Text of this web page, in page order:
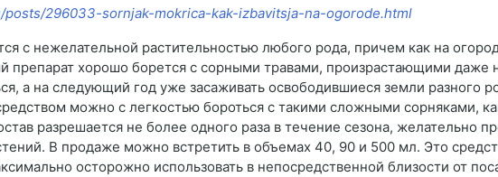
296033-sornjak-mokrica-kak-izbavitsja-na-ogorode.html
с нежелательной растительностью любого рода, причем как на
препарат хорошо борется с сорными травами, произрастающими даже
а на следующий год уже засаживать освободившиеся земли разного
можно с легкостью бороться с такими сложными сорняками,
разрешается не более одного раза в течение сезона, желательно
В продаже можно встретить в объемах 40, 90 и 500 мл. Это
осторожно использовать в непосредственной близости от